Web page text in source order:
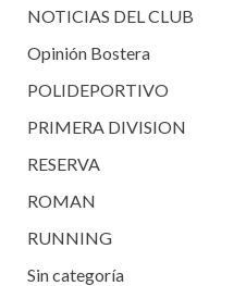
NOTICIAS DEL CLUB
Opinión Bostera
POLIDEPORTIVO
PRIMERA DIVISION
RESERVA
ROMAN
RUNNING
Sin categoría